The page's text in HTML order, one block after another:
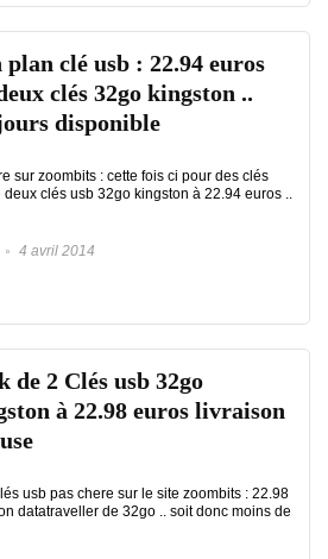
plan clé usb : 22.94 euros
clés 32go kingston ..
disponible
sur zoombits : cette fois ci pour des clés
clés usb 32go kingston à 22.94 euros ..
4 avril 2014
de 2 Clés usb 32go
à 22.98 euros livraison
usb pas chere sur le site zoombits : 22.98
datatraveller de 32go .. soit donc moins de